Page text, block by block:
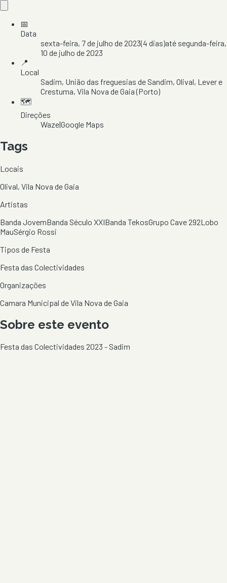
📅
Data
sexta-feira, 7 de julho de 2023(4 dias)até segunda-feira,
10 de julho de 2023
📍
Local
Sadim, União das freguesias de Sandim, Olival, Lever e
Crestuma, Vila Nova de Gaia(Porto)
🗺️
Direções
Waze|Google Maps
Tags
Locais
Olival, Vila Nova de Gaia
Artistas
Banda JovemBanda Século XXIBanda TekosGrupo Cave 292Lobo
MauSérgio Rossi
Tipos de Festa
Festa das Colectividades
Organizações
Camara Municipal de Vila Nova de Gaia
Sobre este evento
Festa das Colectividades 2023 - Sadim